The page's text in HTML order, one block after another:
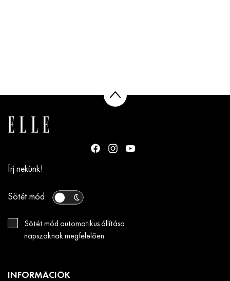
Írj nekünk!
Sötét mód
Sötét mód automatikus állítása
napszaknak megfelelően
INFORMÁCIÓK